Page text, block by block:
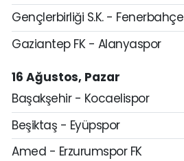
Gençlerbirliği S.K. - Fenerbahçe
Gaziantep FK - Alanyaspor
16 Ağustos, Pazar
Başakşehir - Kocaelispor
Beşiktaş - Eyüpspor
Amed - Erzurumspor FK